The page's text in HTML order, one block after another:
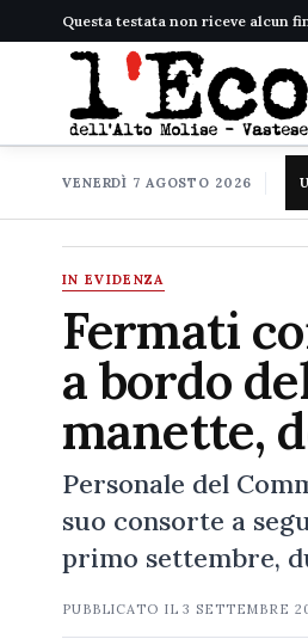
Questa testata non riceve alcun
VENERDÌ 7 AGOSTO 2026
IN EVIDENZA
Fermati
a bordo
manette,
Personale del
suo consorte a
primo settembre,
PUBBLICATO IL3 SETTEMBRE